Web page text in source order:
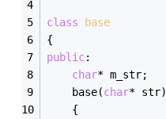
class
base
{
public:
char* m_str;
	base(
char* str)
	{